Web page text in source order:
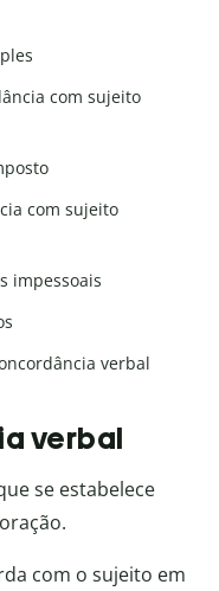
com sujeito
com sujeito
impessoais
verbal
verbal
se estabelece
com o sujeito em